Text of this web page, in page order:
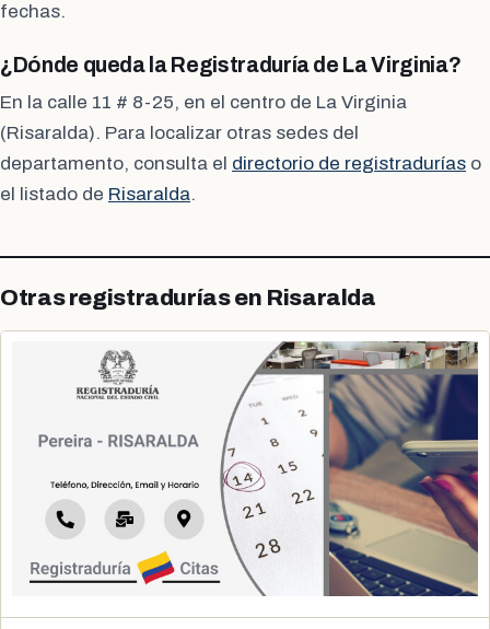
fechas.
¿Dónde queda la Registraduría de La Virginia?
En la calle 11 # 8-25, en el centro de La Virginia
(Risaralda). Para localizar otras sedes del
departamento, consulta el directorio de registradurías o
el listado de Risaralda.
Otras registradurías en Risaralda